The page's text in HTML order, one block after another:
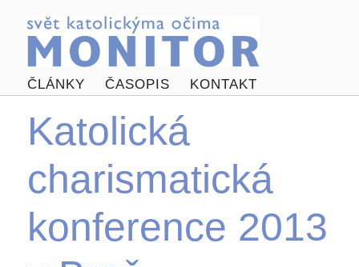
ČLÁNKY ČASOPIS KONTAKT
Katolická
charismatická
konference 2013